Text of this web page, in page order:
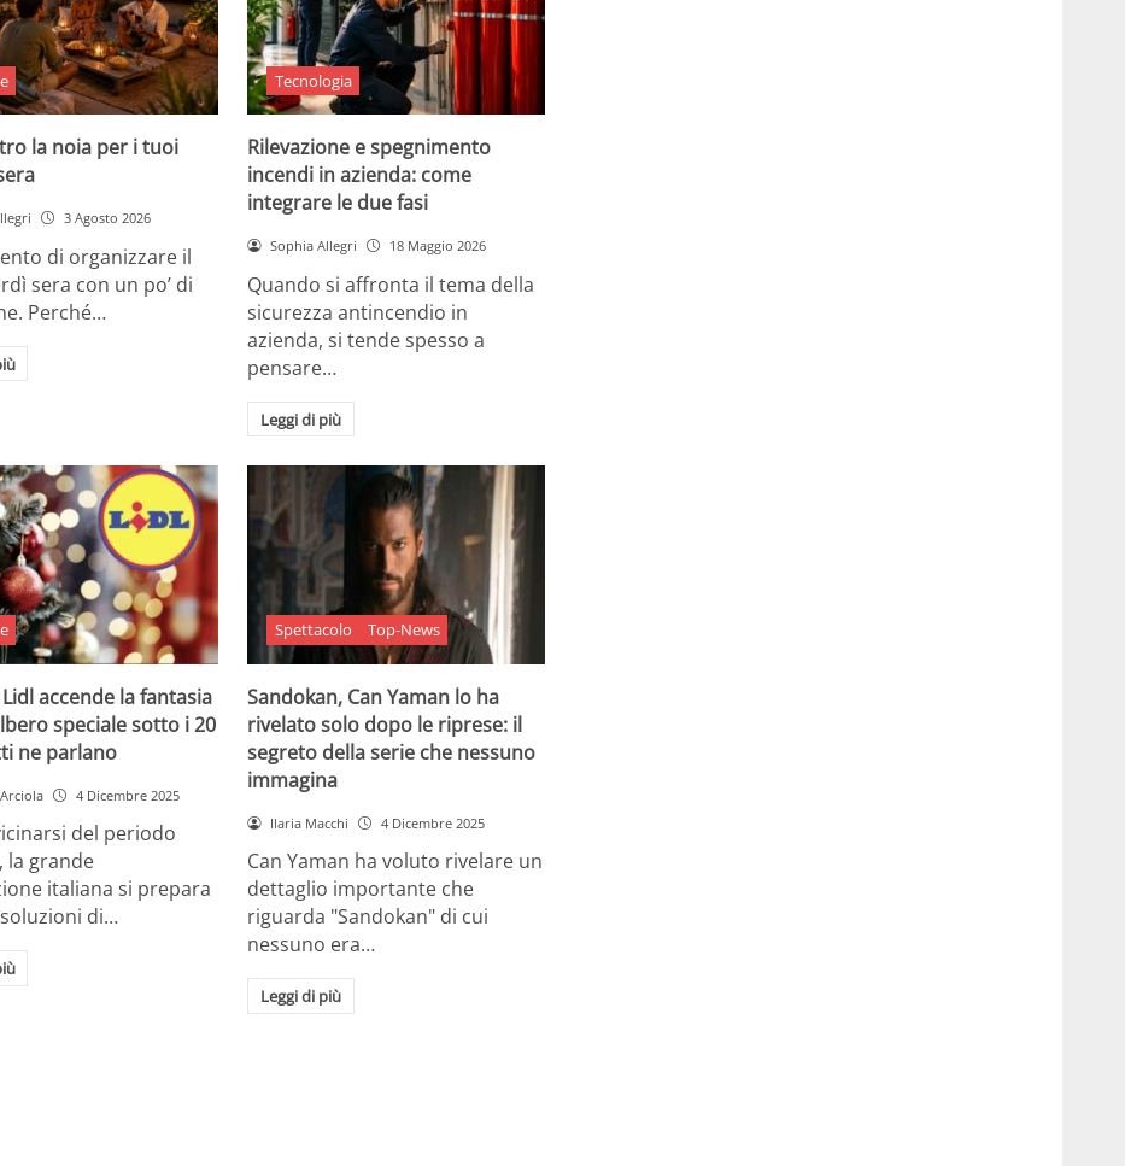
la noia per i tuoi
3 Agosto 2026
di organizzare il
sera con un po’ di
Perché…
Tecnologia
Rilevazione e spegnimento
incendi in azienda: come
integrare le due fasi
Sophia Allegri 18 Maggio 2026
Quando si affronta il tema della
sicurezza antincendio in
azienda, si tende spesso a
pensare…
Leggi di più
accende la fantasia
speciale sotto i 20
ne parlano
4 Dicembre 2025
del periodo
la grande
italiana si prepara
di…
Spettacolo Top-News
Sandokan, Can Yaman lo ha
rivelato solo dopo le riprese: il
segreto della serie che nessuno
immagina
Ilaria Macchi 4 Dicembre 2025
Can Yaman ha voluto rivelare un
dettaglio importante che
riguarda "Sandokan" di cui
nessuno era…
Leggi di più